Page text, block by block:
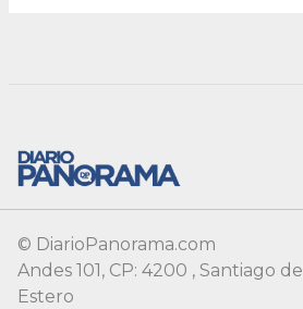
© DiarioPanorama.com
Andes 101, CP: 4200 , Santiago del
Estero